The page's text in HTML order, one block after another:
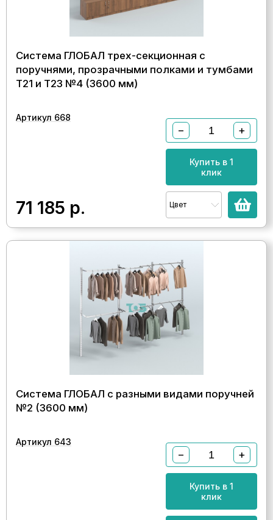
Система ГЛОБАЛ трех-секционная с
поручнями, прозрачными полками и тумбами
Т21 и Т23 №4 (3600 мм)
Артикул 668
71 185 р.
− +
Купить в 1
клик
Цвет
Система ГЛОБАЛ с разными видами поручней
№2 (3600 мм)
Артикул 643
− +
Купить в 1
клик